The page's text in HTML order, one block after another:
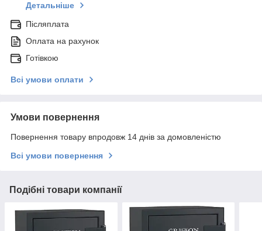
Детальніше
Післяплата
Оплата на рахунок
Готівкою
Всі умови оплати
Умови повернення
Повернення товару впродовж 14 днів за домовленістю
Всі умови повернення
Подібні товари компанії